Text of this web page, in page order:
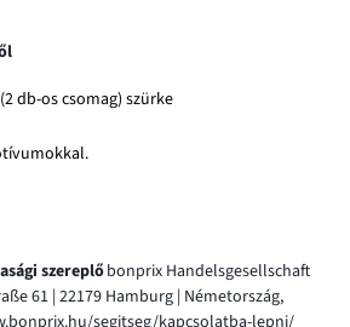
db-os csomag) szürke
szereplőbonprix Handelsgesellschaft
61 | 22179 Hamburg | Németország,